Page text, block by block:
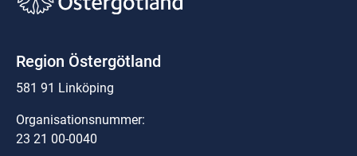
Region Östergötland
581 91 Linköping
Organisationsnummer:
23 21 00-0040